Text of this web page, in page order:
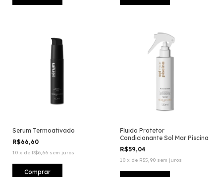
Serum Termoativado
R$66,60
10 x de R$6,66 sem juros
Fluido Protetor
Condicionante Sol Mar Piscina
R$59,04
10 x de R$5,90 sem juros